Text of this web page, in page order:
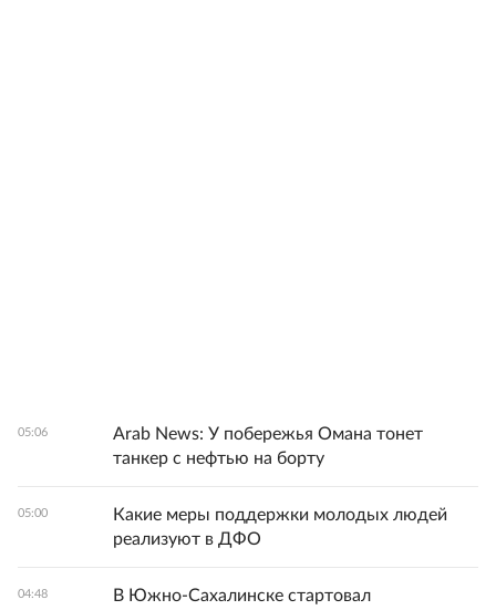
05:06
Arab News: У побережья Омана тонет
танкер с нефтью на борту
05:00
Какие меры поддержки молодых людей
реализуют в ДФО
04:48
В Южно-Сахалинске стартовал